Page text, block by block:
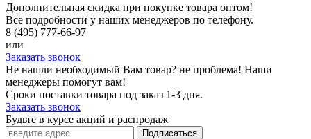
Дополнительная скидка при покупке товара оптом!
Все подробности у наших менеджеров по телефону.
8 (495) 777-66-97
или
Заказать звонок
Не нашли необходимый Вам товар? не проблема! Наши
менеджеры помогут вам!
Сроки поставки товара под заказ 1-3 дня.
Заказать звонок
Будьте в курсе акций и распродаж
Подписаться